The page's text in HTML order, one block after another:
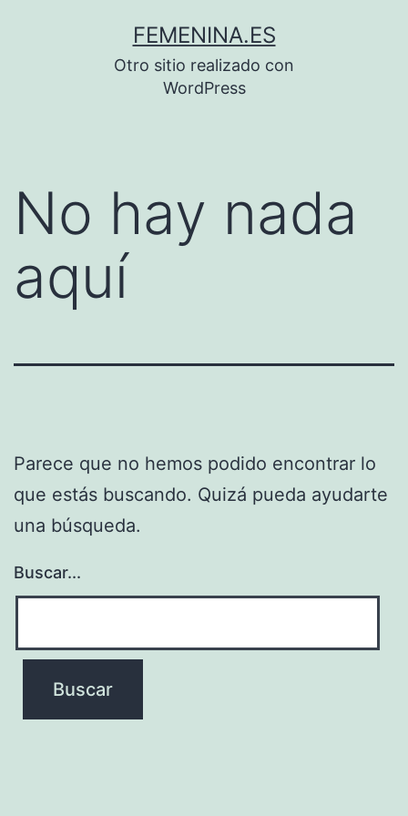
FEMENINA.ES
Otro sitio realizado con
WordPress
No hay nada
aquí
Parece que no hemos podido encontrar lo
que estás buscando. Quizá pueda ayudarte
una búsqueda.
Buscar...